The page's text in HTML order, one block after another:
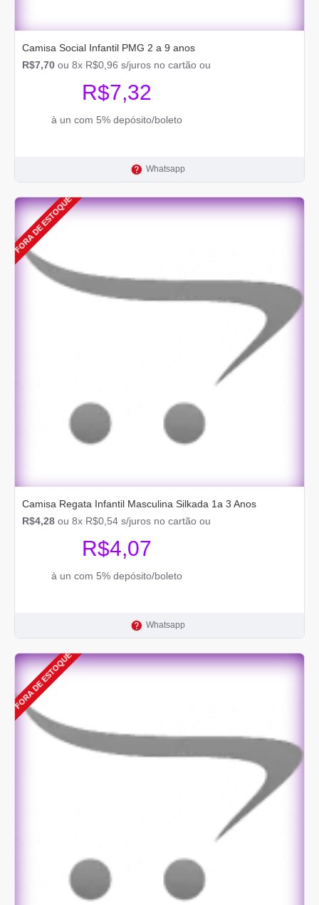
Camisa Social Infantil PMG 2 a 9 anos
R$7,70 ou 8x R$0,96 s/juros no cartão ou
R$7,32
à un com 5% depósito/boleto
Whatsapp
FORA DE ESTOQUE
Camisa Regata Infantil Masculina Silkada 1a 3 Anos
R$4,28 ou 8x R$0,54 s/juros no cartão ou
R$4,07
à un com 5% depósito/boleto
Whatsapp
FORA DE ESTOQUE